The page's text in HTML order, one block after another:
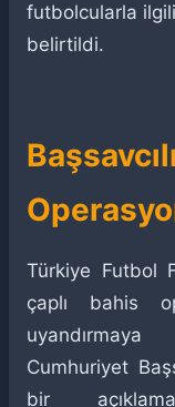
futbolcularla ilgili
belirtildi.
Türkiye Futbol
çaplı bahis
Cumhuriyet
bir